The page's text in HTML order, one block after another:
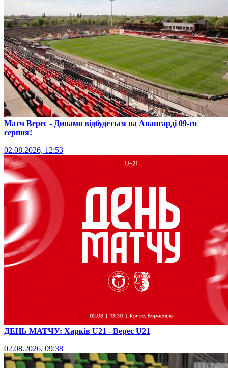
Матч Верес - Динамо відбудеться на Авангарді 09-го
серпня!
02.08.2026, 12:53
ДЕНЬ МАТЧУ: Харків U21 - Верес U21
02.08.2026, 09:38